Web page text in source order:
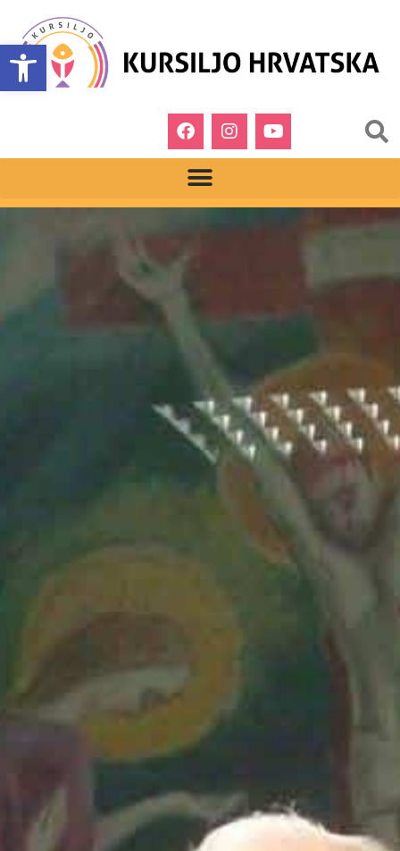
Open toolbar